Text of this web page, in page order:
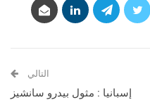
التالي
إسبانيا : مثول بيدرو سانشيز